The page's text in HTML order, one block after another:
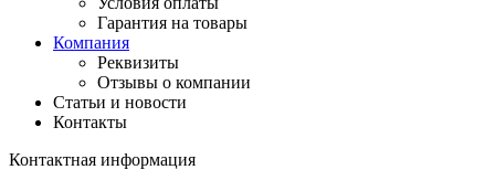
Гарантия на товары
Компания
Реквизиты
Отзывы о компании
Статьи и новости
Контакты
Контактная информация